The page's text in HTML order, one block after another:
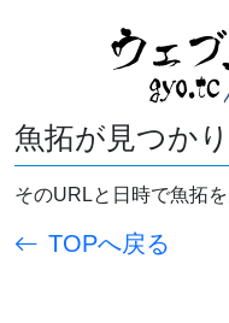
魚拓が見つかり
そのURLと日時で魚拓
TOPへ戻る